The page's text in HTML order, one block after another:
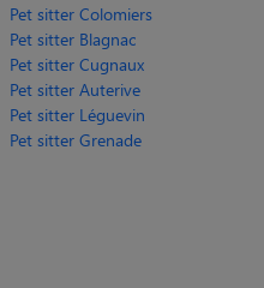
Pet sitter Colomiers
Pet sitter Blagnac
Pet sitter Cugnaux
Pet sitter Auterive
Pet sitter Léguevin
Pet sitter Grenade